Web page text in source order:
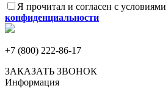
Я прочитал и согласен с условиями
конфиденциальности
+7 (800) 222-86-17
ЗАКАЗАТЬ ЗВОНОК
Информация